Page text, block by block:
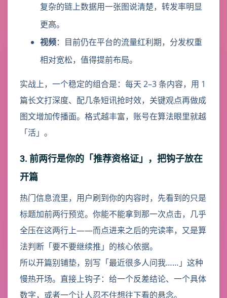
复杂的链上数据用一张图说清楚，转发率明显
更高。
视频：目前仍在平台的流量红利期，分发权重
相对宽松，值得提前布局。
实战上，一个稳定的组合是：每天 2–3 条内容，用 1
篇长文打深度、配几条短讯抢时效，关键观点再做成
图文增加传播面。格式越丰富，账号在算法眼里就越
「活」。
3. 前两行是你的「推荐资格证」，把钩子放在
开篇
热门信息流里，用户刷到你的内容时，先看到的只是
标题加前两行预览。你能不能拿到那一次点击，几乎
全压在这两行上——而点进来之后的完读率，又是算
法判断「要不要继续推」的核心依据。
所以开篇别铺垫，别写「最近很多人问我……」这种
慢热开场。直接上钩子：给一个反差结论、一个具体
数字，或者一个让人忍不住想往下看的悬念。